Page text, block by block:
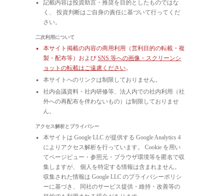
記載内容は投資助言・推奨を目的としたものではな
く、 投資判断はご自身の責任に基づいて行ってくだ
さい。
二次利用について
本サイト掲載の内容の商用利用（営利目的の転載・複
製・配布等）および SNS 等への画像・スクリーンシ
ョットの転載はご遠慮ください。
本サイトへのリンクは制限しておりません。
社内会議資料・社内研修等、法人内での社内利用（社
外への再配布を伴わないもの）は制限しておりませ
ん。
アクセス解析とプライバシー
本サイトは Google LLC が提供する Google Analytics 4
によりアクセス解析を行っています。 Cookie を用い
てページビュー・参照元・ブラウザ環境等を匿名で収
集しますが、 個人を特定する情報は含まれません。
収集された情報は Google LLC のプライバシーポリシ
ーに基づき、 同社のサービス提供・維持・改善等の